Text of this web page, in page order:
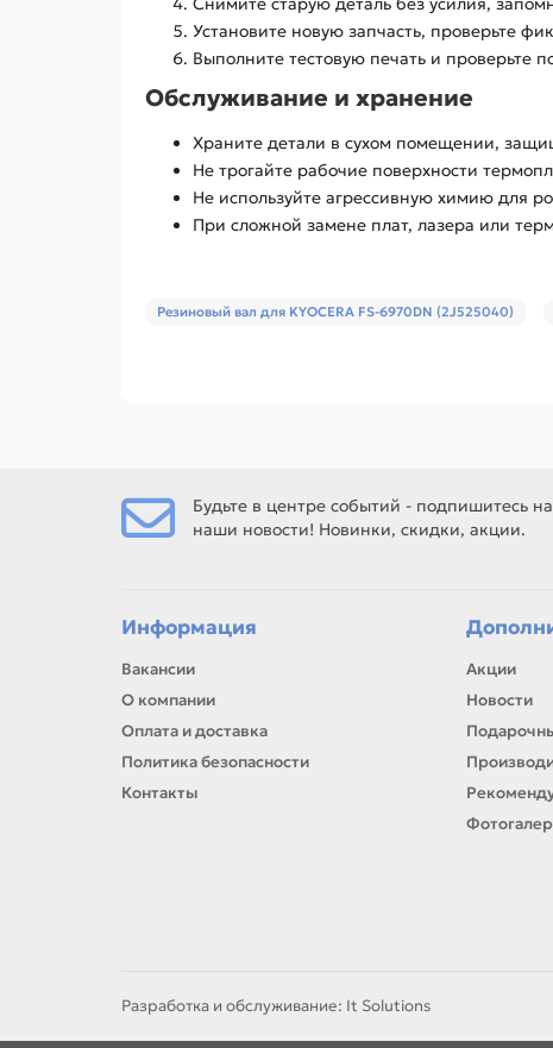
Установите новую запчасть, проверьте
Выполните тестовую печать и проверьте
Обслуживание и хранение
Храните детали в сухом помещении,
Не трогайте рабочие поверхности
Не используйте агрессивную химию для
При сложной замене плат, лазера или
Резиновый вал для KYOCERA FS-6970DN (2J525040)
Будьте в центре событий - подпишитесь на
наши новости! Новинки, скидки, акции.
Информация
Вакансии
О компании
Оплата и доставка
Политика безопасности
Контакты
Акции
Новости
Разработка и обслуживание: It Solutions